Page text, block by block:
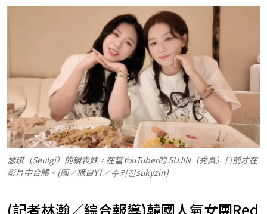
瑟琪（Seulgi）的親表妹，在當YouTuber的 SUJIN（秀真）日前才在
影片中合體。(圖／摘自YT／수키진sukyzin)
(記者林瀚／綜合報導)韓國人氣女團Red